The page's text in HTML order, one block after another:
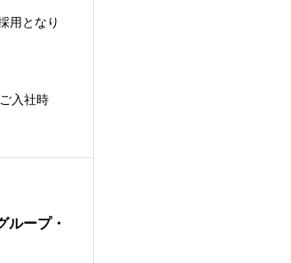
用となり
入社時
ループ・